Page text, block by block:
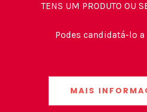
TENS UM PRODUTO OU
Podes candidatá-lo
MAIS